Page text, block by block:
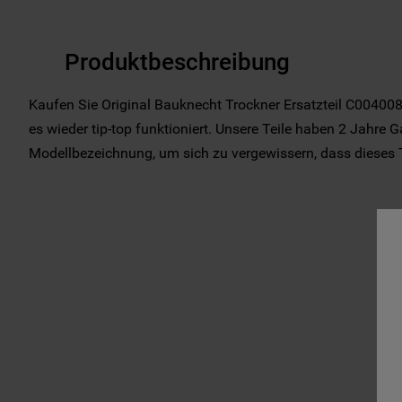
Produktbeschreibung
Kaufen Sie Original Bauknecht Trockner Ersatzteil
es wieder tip-top funktioniert. Unsere Teile haben 2 Jahre
Modellbezeichnung, um sich zu vergewissern, dass dieses